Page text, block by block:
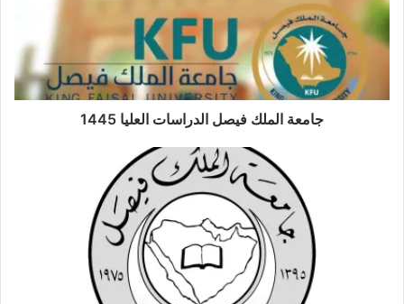
جامعة الملك فيصل الدراسات العليا 1445